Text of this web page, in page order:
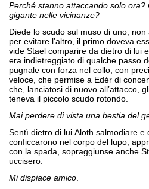
Perché stanno attaccando solo ora?
gigante nelle vicinanze?
Diede lo scudo sul muso di uno,
per evitare l’altro, il primo doveva
vide Stael comparire da dietro di lui
era indietreggiato di qualche passo
pugnale con forza nel collo, con
veloce, che permise a Edér di
che, lanciatosi di nuovo all’attacco,
teneva il piccolo scudo rotondo.
Mai perdere di vista una bestia del
Sentì dietro di lui Aloth salmodiare e
conficcarono nel corpo del lupo,
con la spada, sopraggiunse anche
uccisero.
Mi dispiace amico